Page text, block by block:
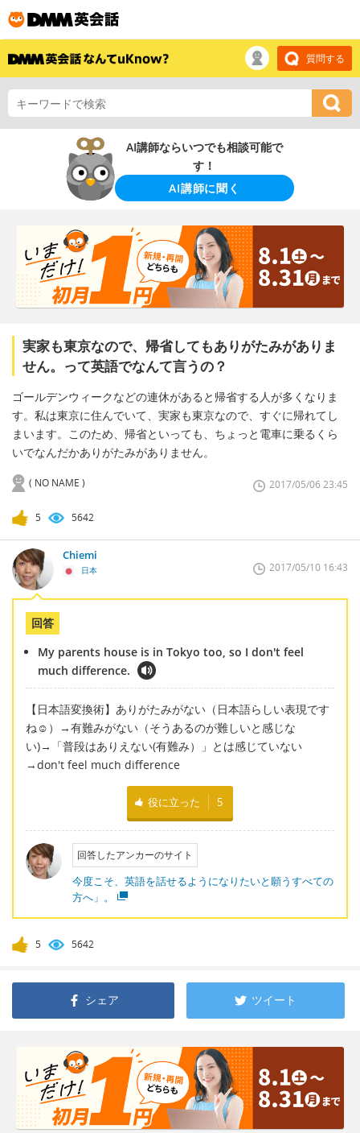
質問する
AI講師ならいつでも相談可能で
す！
AI講師に聞く
実家も東京なので、帰省してもありがたみがありま
せん。って英語でなんて言うの？
ゴールデンウィークなどの連休があると帰省する人が多くなりま
す。私は東京に住んでいて、実家も東京なので、すぐに帰れてし
まいます。このため、帰省といっても、ちょっと電車に乗るくら
いでなんだかありがたみがありません。
( NO NAME ) 2017/05/06 23:45
5 5642
Chiemi
日本 2017/05/10 16:43
回答
My parents house is in Tokyo too, so I don't feel
much difference.
【日本語変換術】ありがたみがない（日本語らしい表現です
ね☺）→有難みがない（そうあるのが難しいと感じな
い)→「普段はありえない(有難み）」とは感じていない
→don't feel much difference
役に立った 5
回答したアンカーのサイト
今度こそ、英語を話せるようになりたいと願うすべての
方へ」。
5 5642
シェア ツイート